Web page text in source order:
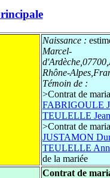
Naissance :
Marcel-
Rhône-
Témoin de :
>Contrat de
FABRIGOULE
TEULELLE
>Contrat de
JUSTAMON
TEULELLE
de la mariée
Contrat de